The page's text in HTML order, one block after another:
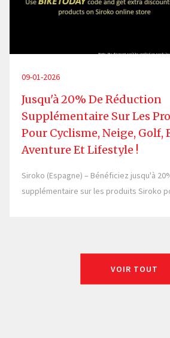
09-01-2026
Jusqu'à 20% De Réduction
Supplémentaire Sur Les
Pour Cyclisme, Neige, Golf,
Aventure Et Lifestyle !
Siroko (Espagne) – Bénéficiez jusqu'à 20%
supplémentaire sur les produits Siroko
VOIR TOUT